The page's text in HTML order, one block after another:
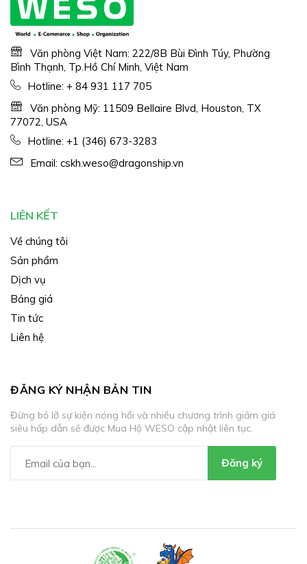
Văn phòng Việt Nam: 222/8B Bùi Đình Túy, Phường
Bình Thạnh, Tp.Hồ Chí Minh, Việt Nam
Hotline: + 84 931 117 705
Văn phòng Mỹ: 11509 Bellaire Blvd, Houston, TX
77072, USA
Hotline: +1 (346) 673-3283
Email: cskh.weso@dragonship.vn
LIÊN KẾT
Về chúng tôi
Sản phẩm
Dịch vụ
Bảng giá
Tin tức
Liên hệ
ĐĂNG KÝ NHẬN BẢN TIN
Đừng bỏ lỡ sự kiện nóng hổi và nhiều chương trình giảm giá
siêu hấp dẫn sẽ được Mua Hộ WESO cập nhật liên tục.
Đăng ký